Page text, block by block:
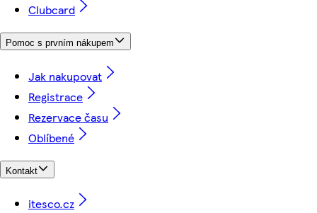
Clubcard
Pomoc s prvním nákupem
Jak nakupovat
Registrace
Rezervace času
Oblíbené
Kontakt
itesco.cz